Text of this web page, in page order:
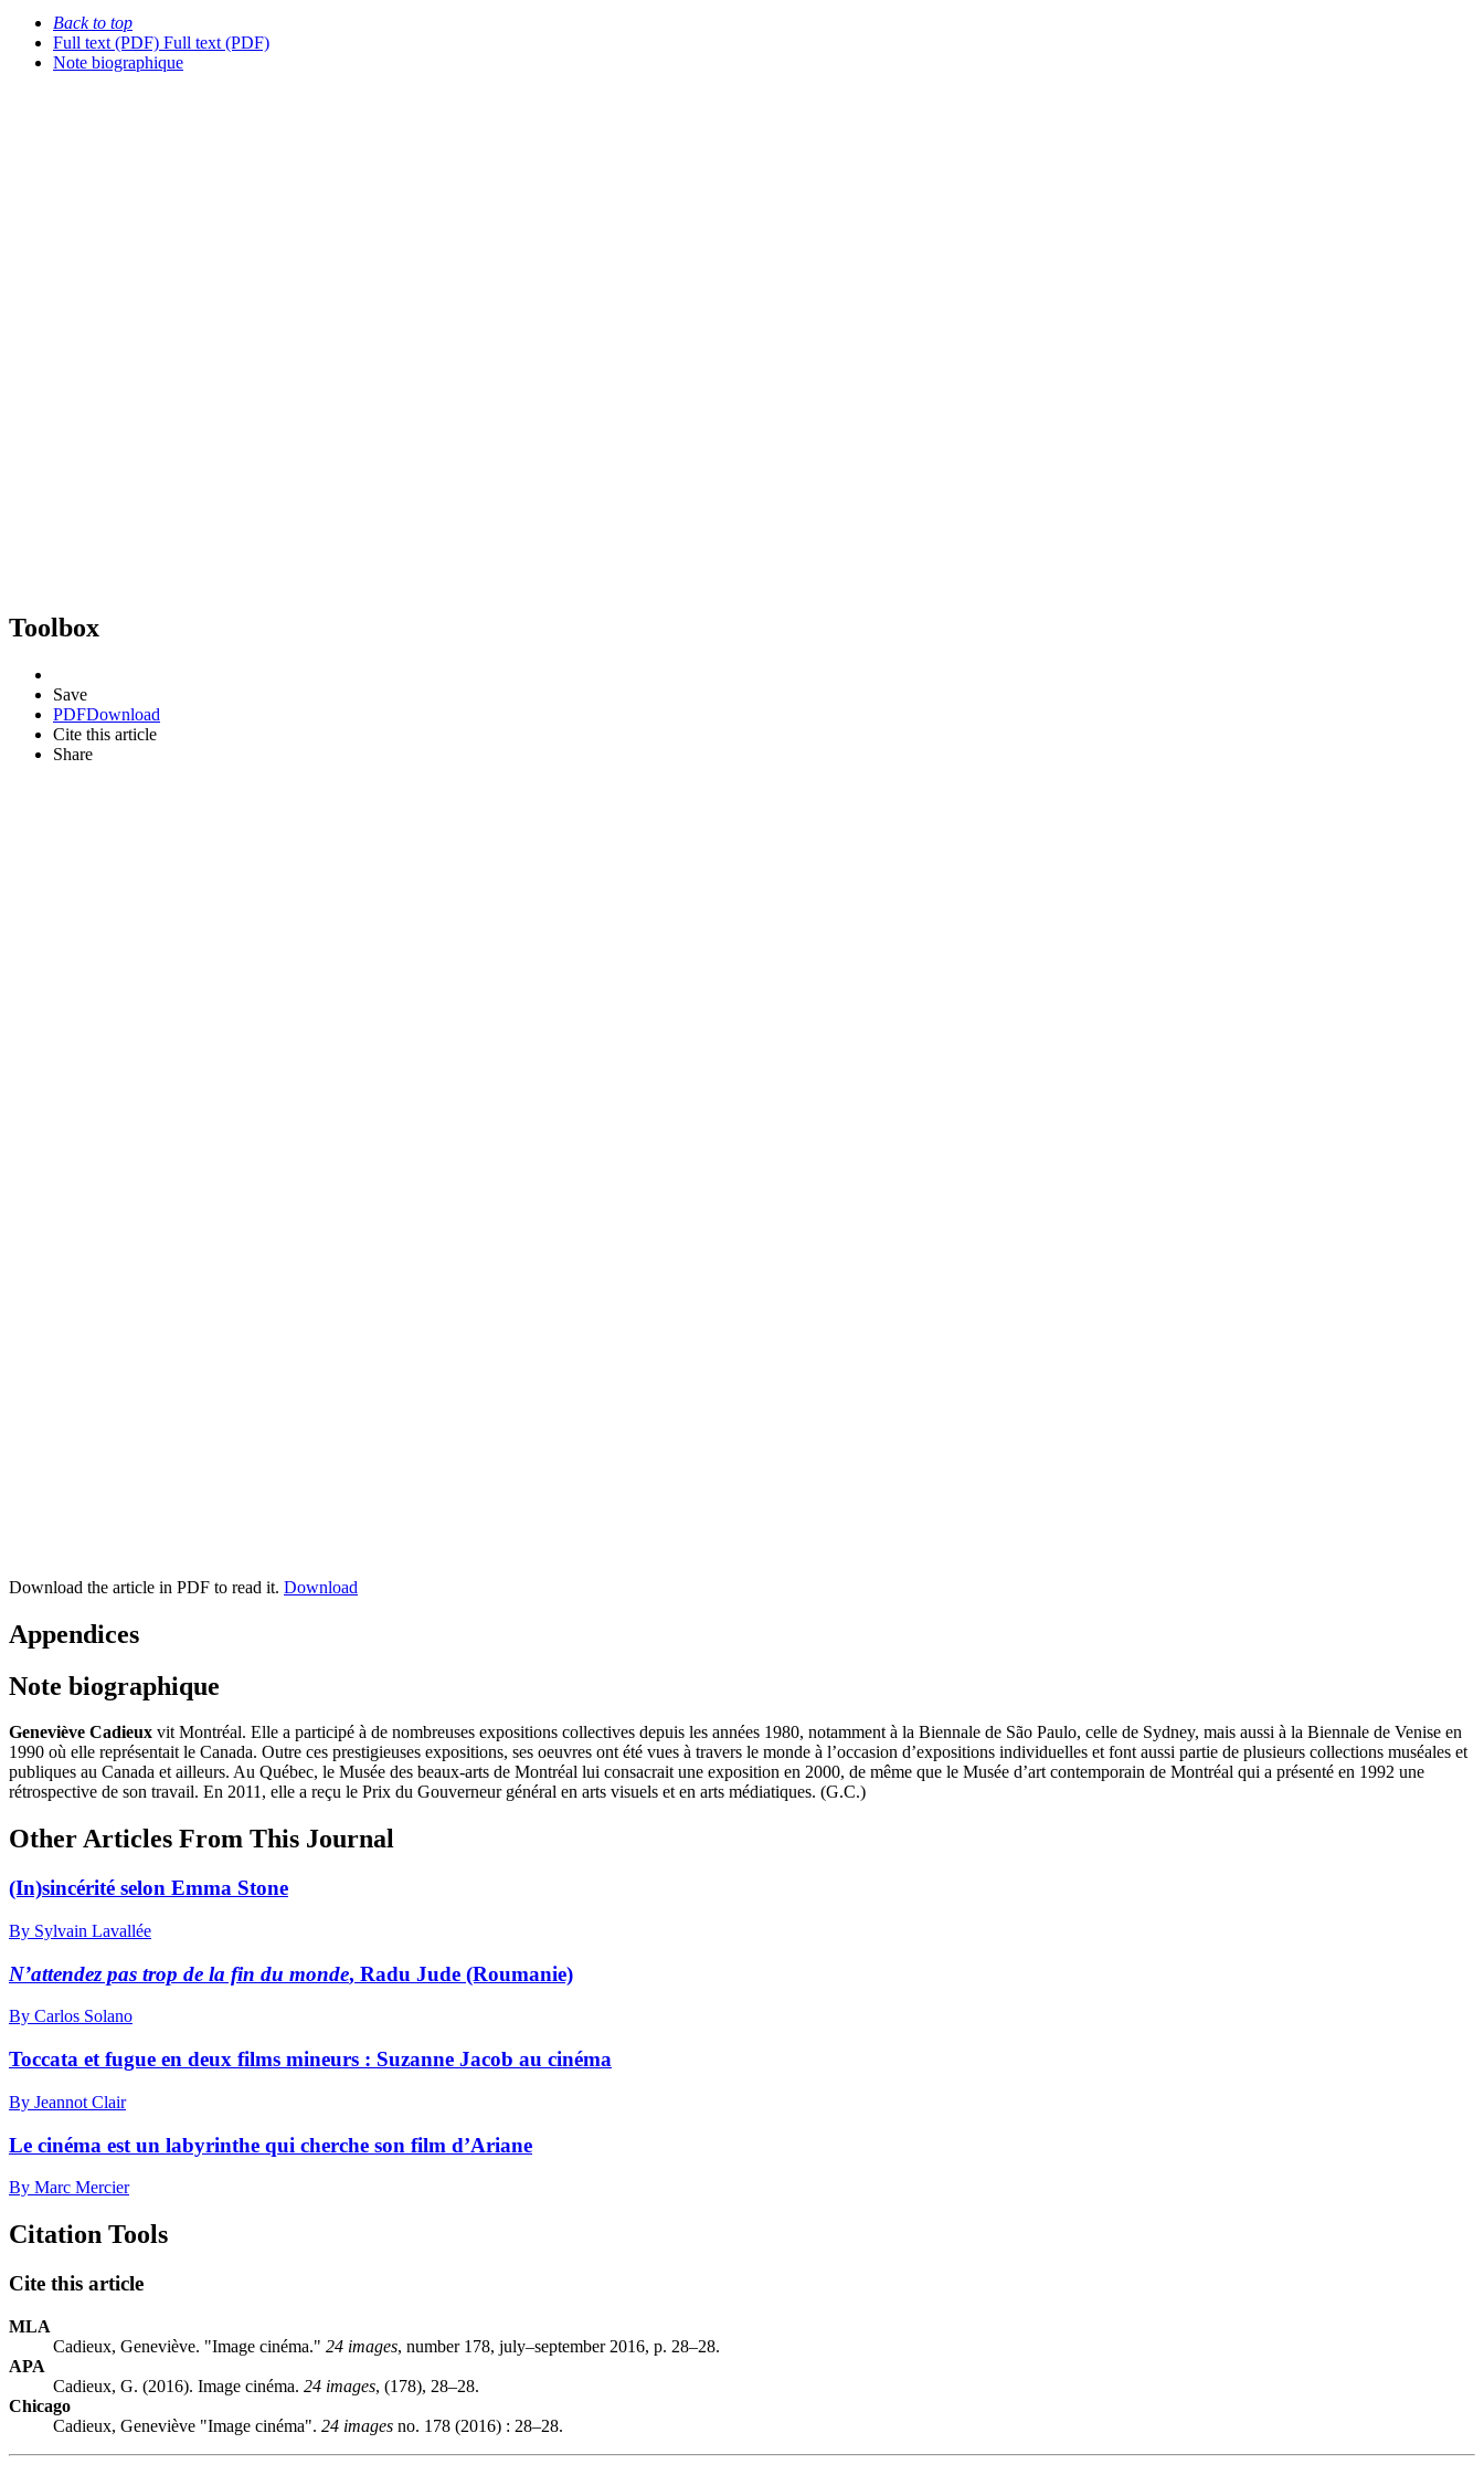
Back to top
Full text (PDF) Full text (PDF)
Note biographique
Toolbox
Save
PDFDownload
Cite this article
Share
Download the article in PDF to read it. Download
Appendices
Note biographique
Geneviève Cadieux vit Montréal. Elle a participé à de nombreuses expositions collectives depuis les années 1980, notamment à la Biennale de São Paulo, celle de Sydney, mais aussi à la Biennale de Venise en
1990 où elle représentait le Canada. Outre ces prestigieuses expositions, ses oeuvres ont été vues à travers le monde à l’occasion d’expositions individuelles et font aussi partie de plusieurs collections muséales et
publiques au Canada et ailleurs. Au Québec, le Musée des beaux-arts de Montréal lui consacrait une exposition en 2000, de même que le Musée d’art contemporain de Montréal qui a présenté en 1992 une
rétrospective de son travail. En 2011, elle a reçu le Prix du Gouverneur général en arts visuels et en arts médiatiques. (G.C.)
Other Articles From This Journal
(In)sincérité selon Emma Stone
By Sylvain Lavallée
N’attendez pas trop de la fin du monde, Radu Jude (Roumanie)
By Carlos Solano
Toccata et fugue en deux films mineurs : Suzanne Jacob au cinéma
By Jeannot Clair
Le cinéma est un labyrinthe qui cherche son film d’Ariane
By Marc Mercier
Citation Tools
Cite this article
MLA
Cadieux, Geneviève. "Image cinéma." 24 images, number 178, july–september 2016, p. 28–28.
APA
Cadieux, G. (2016). Image cinéma. 24 images, (178), 28–28.
Chicago
Cadieux, Geneviève "Image cinéma". 24 images no. 178 (2016) : 28–28.